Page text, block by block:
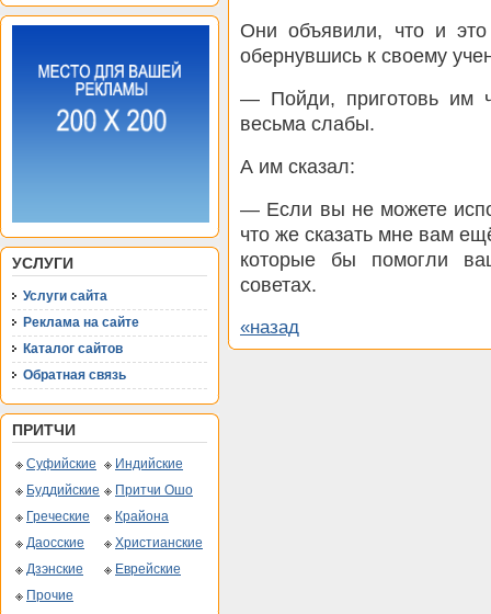
УСЛУГИ
Услуги сайта
Реклама на сайте
Каталог сайтов
Обратная связь
ПРИТЧИ
Суфийские
Индийские
Буддийские
Притчи Ошо
Греческие
Крайона
Даосские
Христианские
Дзэнские
Еврейские
Прочие
Они объявили, что и
обернувшись к своему
— Пойди, приготовь им
весьма слабы.
А им сказал:
— Если вы не можете
что же сказать мне вам
которые бы помогли
советах.
«назад